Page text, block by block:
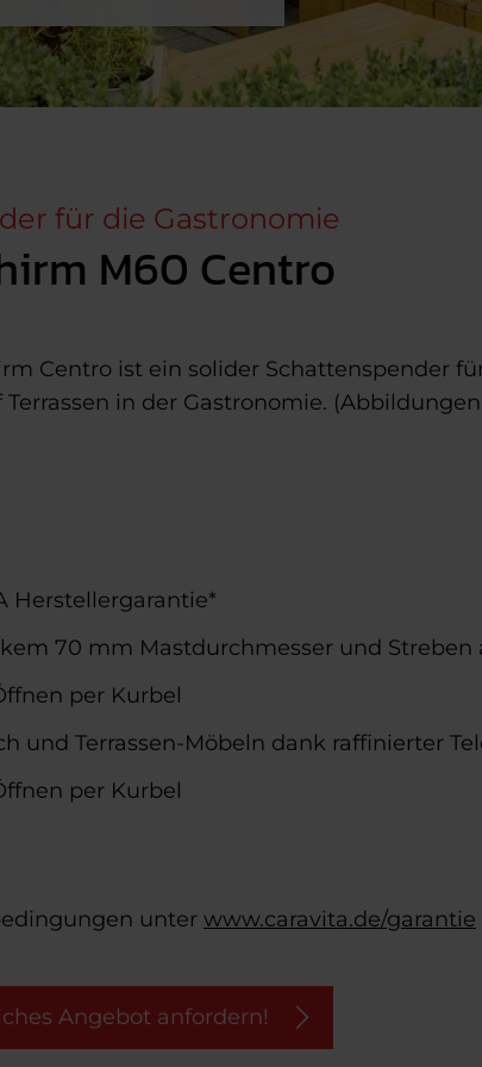
für die Gastronomie
M60 Centro
Centro ist ein solider Schattenspender
in der Gastronomie.
Herstellergarantie*
70 mm Mastdurchmesser und
per Kurbel
und Terrassen-Möbeln dank raffinierter
per Kurbel
unter www.caravita.de/garantie
Angebot anfordern!